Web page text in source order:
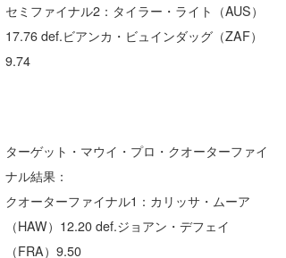
セミファイナル2：タイラー・ライト（AUS）
17.76 def.ビアンカ・ビュインダッグ（ZAF）
9.74
ターゲット・マウイ・プロ・クオーターファイ
ナル結果：
クオーターファイナル1：カリッサ・ムーア
（HAW）12.20 def.ジョアン・デフェイ
（FRA）9.50